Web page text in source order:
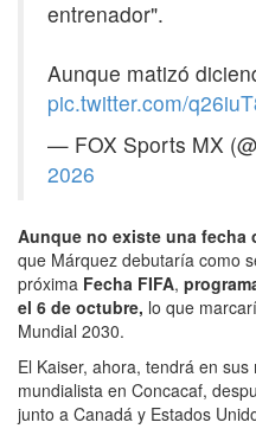
entrenador".
Aunque matizó
pic.twitter.com/
— FOX Sports MX
2026
Aunque no existe una fecha
que Márquez debutaría como
próxima Fecha FIFA,
el 6 de octubre, lo que
Mundial 2030.
El Kaiser, ahora, tendrá en
mundialista en Concacaf,
junto a Canadá y Estados